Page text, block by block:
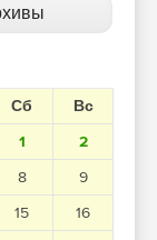
Сб
Вс
1
2
8
9
15
16